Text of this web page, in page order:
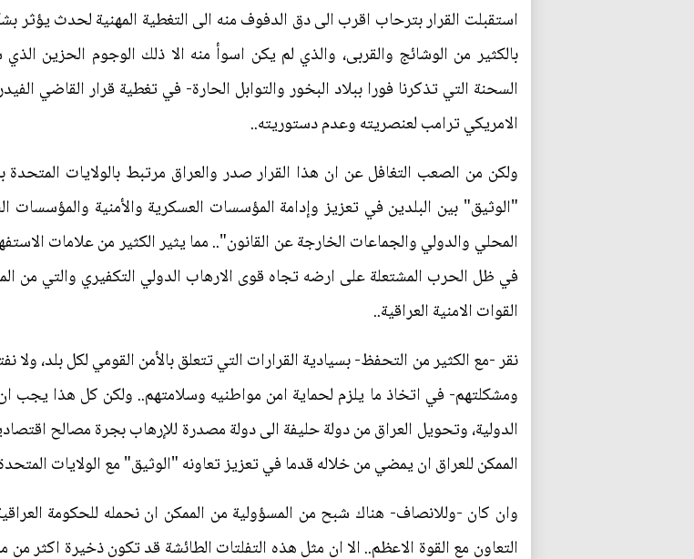
استقبلت القرار بترحاب اقرب الى دق الدفوف منه الى التغطية المهنية لحدث
بالكثير من الوشائج والقربى، والذي لم يكن اسوأ منه الا ذلك الوجوم الحزين
السحنة التي تذكرنا فورا ببلاد البخور والتوابل الحارة- في تغطية قرار القاضي
الامريكي ترامب لعنصريته وعدم دستوريته..
ولكن من الصعب التغافل عن ان هذا القرار صدر والعراق مرتبط بالولايات المتحدة
"الوثيق" بين البلدين في تعزيز وإدامة المؤسسات العسكرية والأمنية
المحلي والدولي والجماعات الخارجة عن القانون".. مما يثير الكثير من علامات
في ظل الحرب المشتعلة على ارضه تجاه قوى الارهاب الدولي التكفيري والتي من
القوات الامنية العراقية..
نقر -مع الكثير من التحفظ- بسيادية القرارات التي تتعلق بالأمن القومي لكل بلد،
ومشكلتهم- في اتخاذ ما يلزم لحماية امن مواطنيه وسلامتهم.. ولكن كل هذا يجب
الدولية، وتحويل العراق من دولة حليفة الى دولة مصدرة للإرهاب بجرة مصالح
الممكن للعراق ان يمضي من خلاله قدما في تعزيز تعاونه "الوثيق" مع الولايات
وان كان -وللانصاف- هناك شبح من المسؤولية من الممكن ان نحمله للحكومة
التعاون مع القوة الاعظم.. الا ان مثل هذه التفلتات الطائشة قد تكون ذخيرة اكثر من